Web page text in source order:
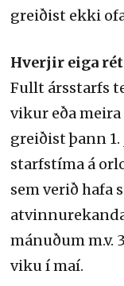
greiðist ekki
Hverjir eiga
Fullt ársstarfs
vikur eða
greiðist þann
starfstíma á
sem verið hafa
mánuðum m.v.
viku í maí.